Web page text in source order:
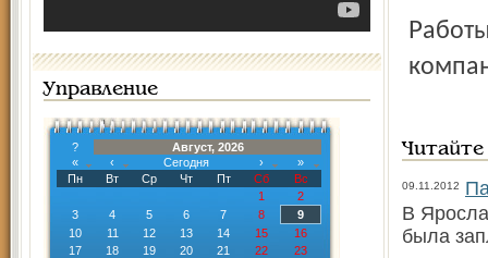
Управление
?
Август, 2026
«
‹ Сегодня ›
»
Пн
Вт Ср Чт Пт Сб
Вс
1
2
3
4 5 6 7 8
9
10
11 12 13 14 15
16
17
18 19 20 21 22
23
Работы по реконструкции Красноборской улицы ведёт
09.11.2012
В
была